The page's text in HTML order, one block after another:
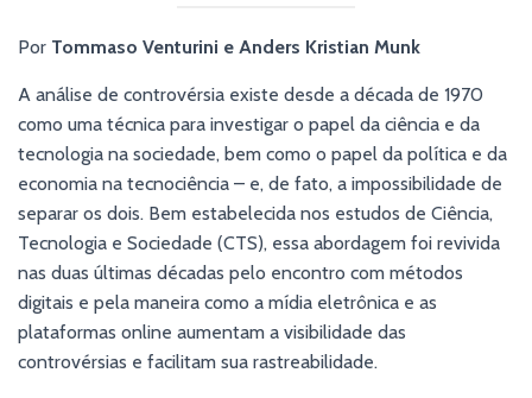
Por Tommaso Venturini e Anders Kristian Munk
A análise de controvérsia existe desde a década de 1970
como uma técnica para investigar o papel da ciência e da
tecnologia na sociedade, bem como o papel da política e da
economia na tecnociência – e, de fato, a impossibilidade de
separar os dois. Bem estabelecida nos estudos de Ciência,
Tecnologia e Sociedade (CTS), essa abordagem foi revivida
nas duas últimas décadas pelo encontro com métodos
digitais e pela maneira como a mídia eletrônica e as
plataformas online aumentam a visibilidade das
controvérsias e facilitam sua rastreabilidade.